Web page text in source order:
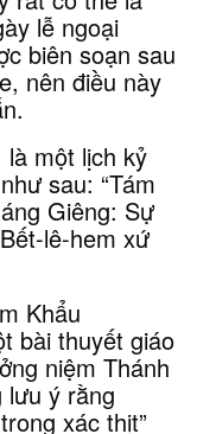
lễ ngoại
biên soạn sau
nên điều này
là một lịch kỷ
sau: “Tám
Giêng: Sự
lê-hem xứ
Khẩu
bài thuyết giáo
niệm Thánh
ý rằng
xác thịt”